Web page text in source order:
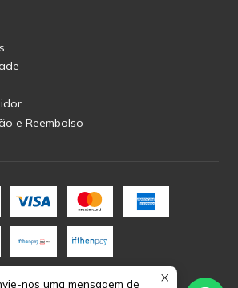
e Reembolso
nos uma mensagem de